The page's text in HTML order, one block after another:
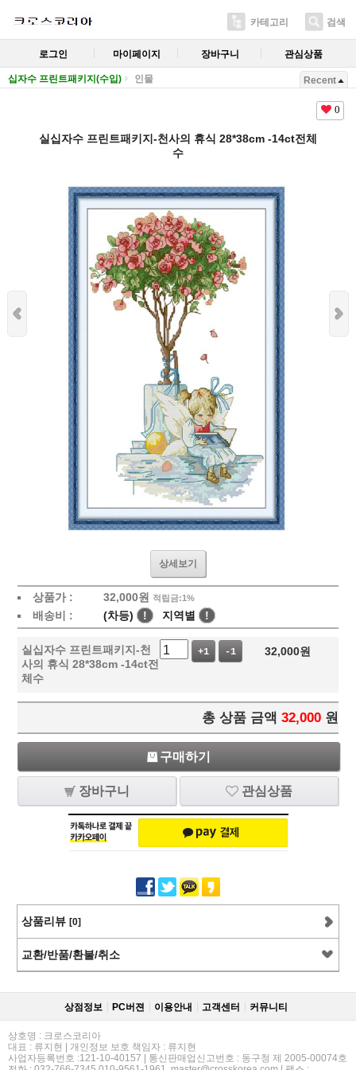
카테고리 검색
로그인 마이페이지 장바구니 관심상품
십자수 프린트패키지(수입) 인물 Recent
0
실십자수 프린트패키지-천사의 휴식 28*38cm -14ct전체
수
상세보기
상품가 : 32,000원 적립금:1%
배송비 : (차등) ! 지역별 !
실십자수 프린트패키지-천
사의 휴식 28*38cm -14ct전
체수
+1 -1 32,000원
총 상품 금액 32,000 원
구매하기
장바구니 관심상품
상품리뷰 [0]
교환/반품/환불/취소
상점정보 PC버젼 이용안내 고객센터 커뮤니티
상호명 : 크로스코리아
대표 : 류지현 | 개인정보 보호 책임자 : 류지현
사업자등록번호 :121-10-40157 | 통신판매업신고번호 : 동구청 제 2005-00074호